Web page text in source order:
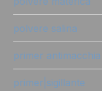
polvere salina
primer antimacchia
primer|sigillante